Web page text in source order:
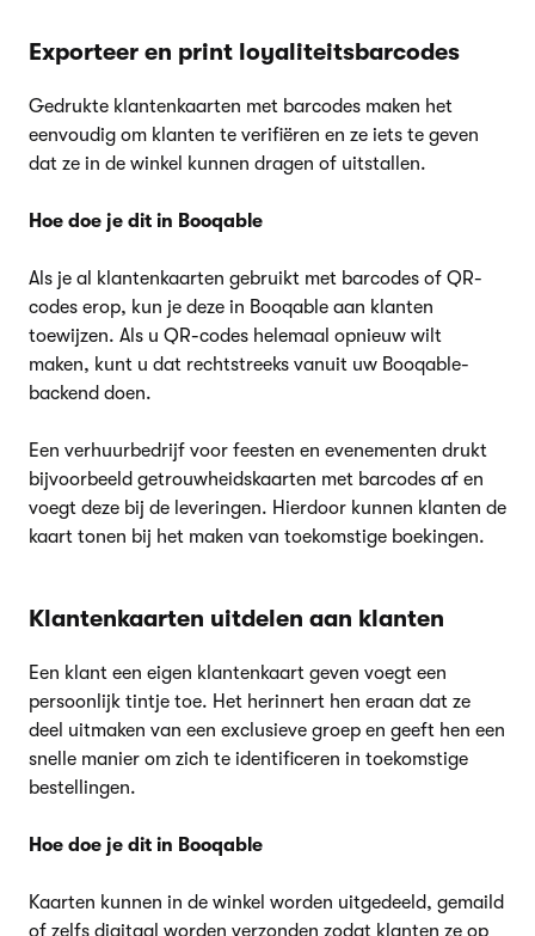
Exporteer en print loyaliteitsbarcodes
Gedrukte klantenkaarten met barcodes maken het
eenvoudig om klanten te verifiëren en ze iets te geven
dat ze in de winkel kunnen dragen of uitstallen.
Hoe doe je dit in Booqable
Als je al klantenkaarten gebruikt met barcodes of QR-
codes erop, kun je deze in Booqable aan klanten
toewijzen. Als u QR-codes helemaal opnieuw wilt
maken, kunt u dat rechtstreeks vanuit uw Booqable-
backend doen.
Een verhuurbedrijf voor feesten en evenementen drukt
bijvoorbeeld getrouwheidskaarten met barcodes af en
voegt deze bij de leveringen. Hierdoor kunnen klanten de
kaart tonen bij het maken van toekomstige boekingen.
Klantenkaarten uitdelen aan klanten
Een klant een eigen klantenkaart geven voegt een
persoonlijk tintje toe. Het herinnert hen eraan dat ze
deel uitmaken van een exclusieve groep en geeft hen een
snelle manier om zich te identificeren in toekomstige
bestellingen.
Hoe doe je dit in Booqable
Kaarten kunnen in de winkel worden uitgedeeld, gemaild
of zelfs digitaal worden verzonden zodat klanten ze op